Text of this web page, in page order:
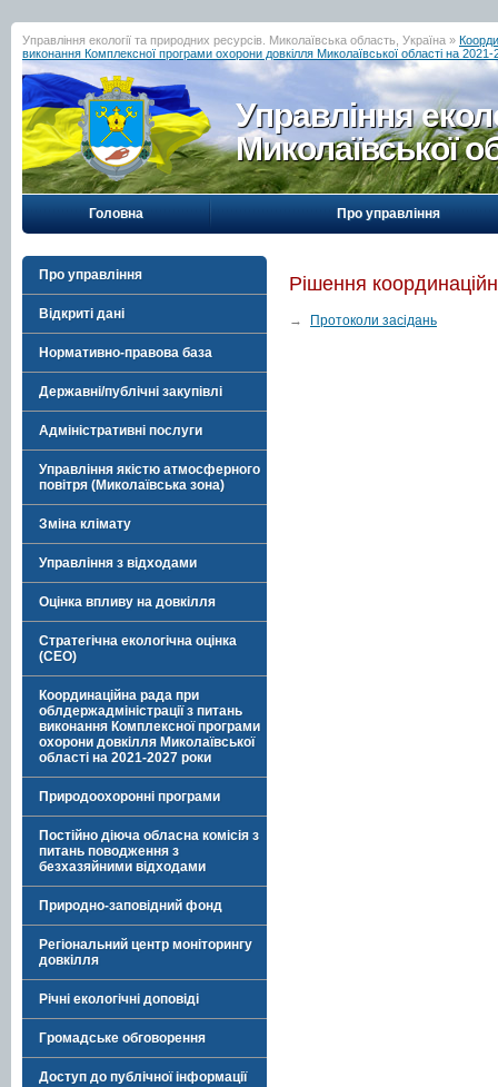
Управління екології та природних ресурсів. Миколаївська область, Україна »
виконання Комплексної програми охорони довкілля Миколаївської області на 2021-
Управління
Миколаївської
Головна Про управління
Про управління
Відкриті дані
Нормативно-правова база
Державні/публічні закупівлі
Адміністративні послуги
Управління якістю атмосферного
повітря (Миколаївська зона)
Зміна клімату
Управління з відходами
Оцінка впливу на довкілля
Стратегічна екологічна оцінка
(СЕО)
Координаційна рада при
облдержадміністрації з питань
виконання Комплексної програми
охорони довкілля Миколаївської
області на 2021-2027 роки
Природоохоронні програми
Постійно діюча обласна комісія з
питань поводження з
безхазяйними відходами
Природно-заповідний фонд
Регіональний центр моніторингу
довкілля
Річні екологічні доповіді
Громадське обговорення
Доступ до публічної інформації
Рішення
→ Протоколи засідань